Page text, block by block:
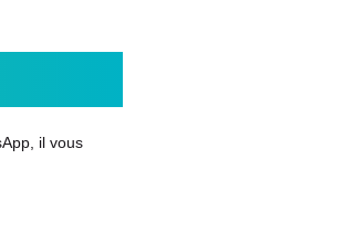
il vous